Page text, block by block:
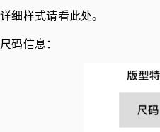
详细样式请看此处。
尺码信息：